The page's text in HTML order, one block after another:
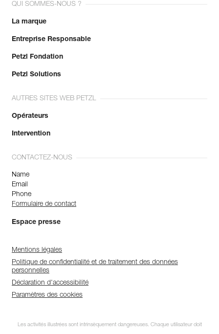
QUI SOMMES-NOUS ?
La marque
Entreprise Responsable
Petzl Fondation
Petzl Solutions
AUTRES SITES WEB PETZL
Opérateurs
Intervention
CONTACTEZ-NOUS
Name
Email
Phone
Formulaire de contact
Espace presse
Mentions légales
Politique de confidentialité et de traitement des données
personnelles
Déclaration d'accessibilité
Paramètres des cookies
Les activités illustrées sont intrinsèquement dangereuses. Chaque utilisateur doit